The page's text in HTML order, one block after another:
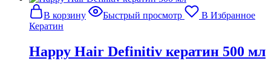
В корзину Быстрый просмотр
В Избранное
Кератин
Happy Hair Definitiv кератин 500 мл